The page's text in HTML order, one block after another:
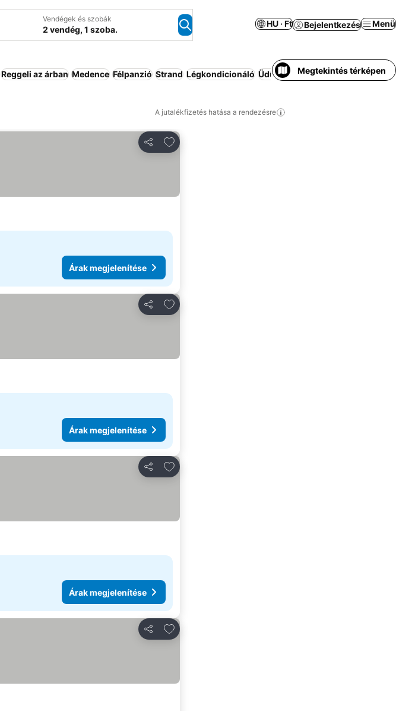
Vendégek és szobák
2 vendég, 1 szoba.
HU · Ft Bejelentkezés Menü
Reggeli az árban Medence Félpanzió Strand Légkondicionáló Üdülő Apartmanhotel Rugalmas
Megtekintés térképen
A jutalékfizetés hatása a rendezésre
Megosztás
Hozzáadás a kedvencekhez
Árak megjelenítése
Megosztás
Hozzáadás a kedvencekhez
Árak megjelenítése
Megosztás
Hozzáadás a kedvencekhez
Árak megjelenítése
Megosztás
Hozzáadás a kedvencekhez